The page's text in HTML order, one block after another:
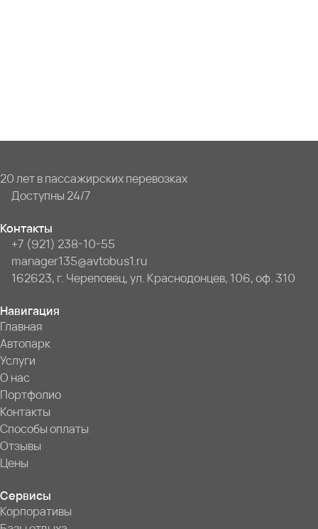
20 лет в пассажирских перевозках
Доступны 24/7
Контакты
+7 (921) 238-10-55
manager135@avtobus1.ru
162623, г. Череповец, ул. Краснодонцев, 106, оф. 310
Навигация
Главная
Автопарк
Услуги
О нас
Портфолио
Контакты
Способы оплаты
Отзывы
Цены
Сервисы
Корпоративы